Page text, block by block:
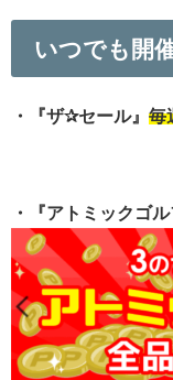
いつでも開
・『ザ✰セール』 毎
・『アトミックゴ